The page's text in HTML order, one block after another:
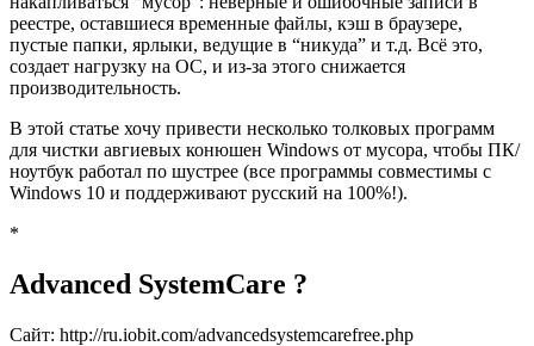
реестре, оставшиеся временные файлы, кэш в браузере,
пустые папки, ярлыки, ведущие в “никуда” и т.д. Всё это,
создает нагрузку на ОС, и из-за этого снижается
производительность.
В этой статье хочу привести несколько толковых программ
для чистки авгиевых конюшен Windows от мусора, чтобы ПК/
ноутбук работал по шустрее (все программы совместимы с
Windows 10 и поддерживают русский на 100%!).
*
Advanced SystemCare ?
Сайт: http://ru.iobit.com/advancedsystemcarefree.php